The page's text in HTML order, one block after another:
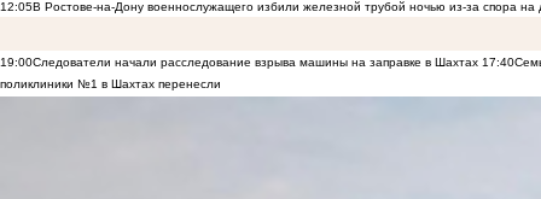
12:05В Ростове-на-Дону военнослужащего избили железной трубой ночью из-за спора на
19:00Следователи начали расследование взрыва машины на заправке в Шахтах 17:40
поликлиники №1 в Шахтах перенесли